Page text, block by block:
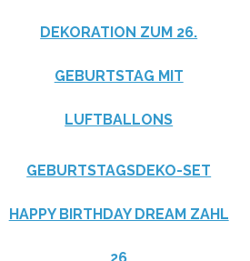
DEKORATION ZUM 26.
GEBURTSTAG MIT
LUFTBALLONS
GEBURTSTAGSDEKO-SET
HAPPY BIRTHDAY DREAM ZAHL